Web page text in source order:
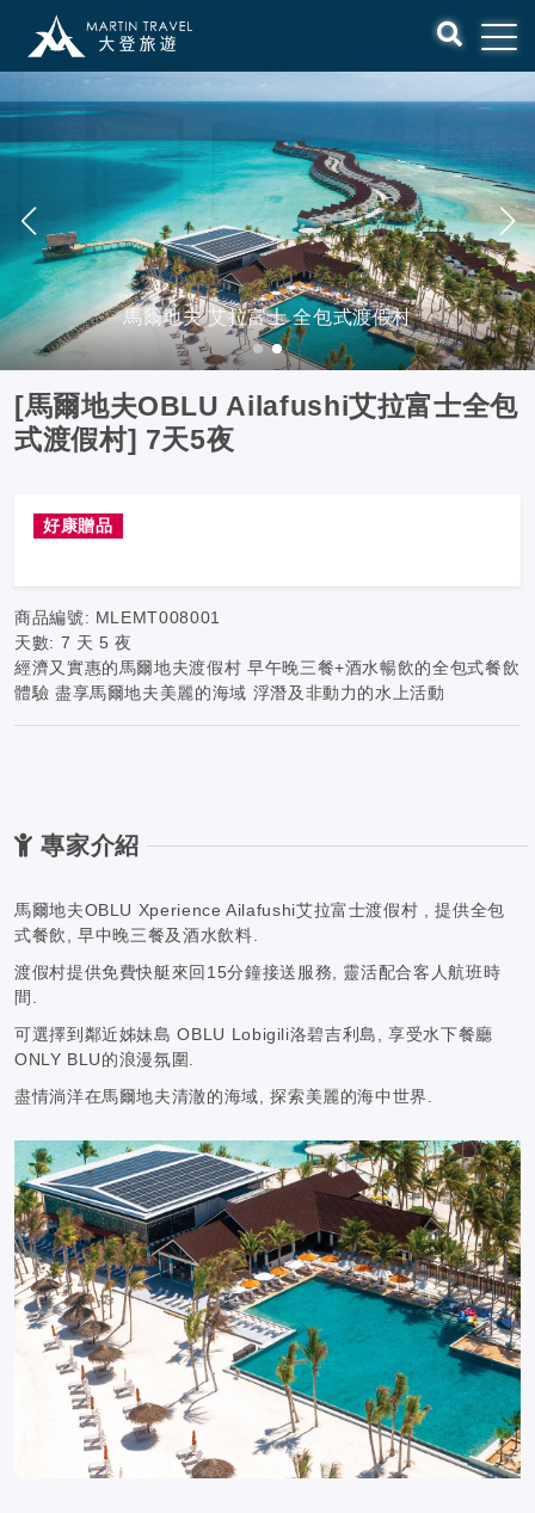
馬爾地夫 艾拉富士 全包式渡假村
[馬爾地夫OBLU Ailafushi艾拉富士全包
式渡假村] 7天5夜
好康贈品
商品編號: MLEMT008001
天數: 7 天 5 夜
經濟又實惠的馬爾地夫渡假村 早午晚三餐+酒水暢飲的全包式餐飲
體驗 盡享馬爾地夫美麗的海域 浮潛及非動力的水上活動
專家介紹
馬爾地夫OBLU Xperience Ailafushi艾拉富士渡假村 , 提供全包
式餐飲, 早中晚三餐及酒水飲料.
渡假村提供免費快艇來回15分鐘接送服務, 靈活配合客人航班時
間.
可選擇到鄰近姊妹島 OBLU Lobigili洛碧吉利島, 享受水下餐廳
ONLY BLU的浪漫氛圍.
盡情淌洋在馬爾地夫清澈的海域, 探索美麗的海中世界.